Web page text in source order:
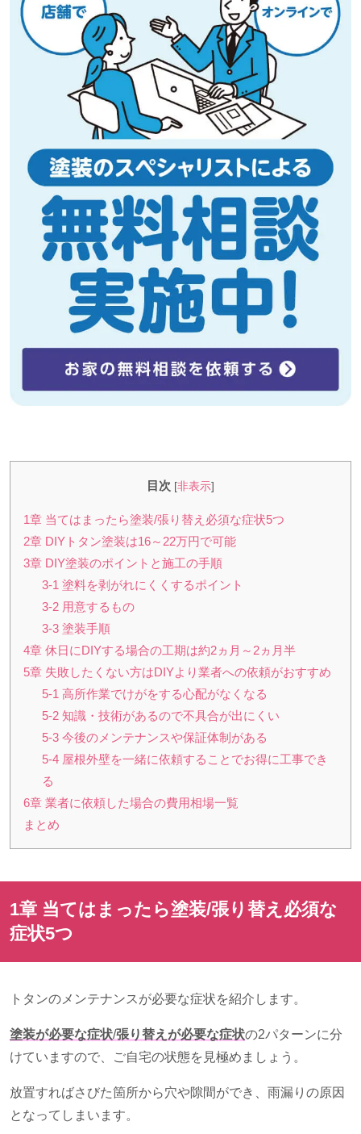
目次 [非表示]
1章 当てはまったら塗装/張り替え必須な症状5つ
2章 DIYトタン塗装は16～22万円で可能
3章 DIY塗装のポイントと施工の手順
3-1 塗料を剥がれにくくするポイント
3-2 用意するもの
3-3 塗装手順
4章 休日にDIYする場合の工期は約2ヵ月～2ヵ月半
5章 失敗したくない方はDIYより業者への依頼がおすすめ
5-1 高所作業でけがをする心配がなくなる
5-2 知識・技術があるので不具合が出にくい
5-3 今後のメンテナンスや保証体制がある
5-4 屋根外壁を一緒に依頼することでお得に工事でき
る
6章 業者に依頼した場合の費用相場一覧
まとめ
1章 当てはまったら塗装/張り替え必須な
症状5つ
トタンのメンテナンスが必要な症状を紹介します。
塗装が必要な症状/張り替えが必要な症状の2パターンに分
けていますので、ご自宅の状態を見極めましょう。
放置すればさびた箇所から穴や隙間ができ、雨漏りの原因
となってしまいます。